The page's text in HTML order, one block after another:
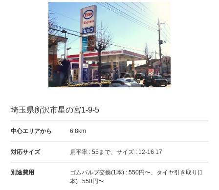
埼玉県所沢市星の宮1-9-5
中心エリアから 6.8km
対応サイズ 扁平率 : 55まで、サイズ : 12-16 17
別途費用
ゴムバルブ交換(1本) : 550円〜、タイヤ引き取り(1
本) : 550円〜